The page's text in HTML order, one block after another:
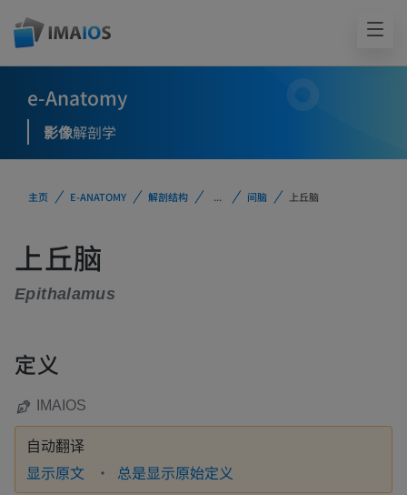
e-Anatomy
影像解剖学
主页 E-ANATOMY 解剖结构 ... 间脑 上丘脑
上丘脑
Epithalamus
定义
IMAIOS
自动翻译
显示原文 总是显示原始定义